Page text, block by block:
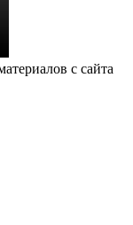
с сайта